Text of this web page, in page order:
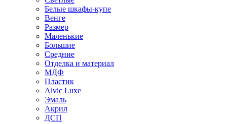
Белые шкафы-купе
Венге
Размер
Маленькие
Большие
Средние
Отделка и материал
МДФ
Пластик
Alvic Luxe
Эмаль
Акрил
ДСП